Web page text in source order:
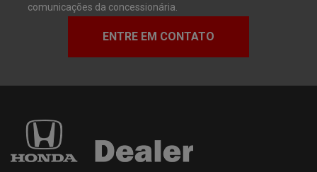
comunicações da concessionária.
ENTRE EM CONTATO